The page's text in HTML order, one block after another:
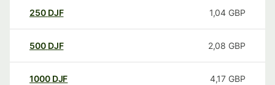
250 DJF 1,04 GBP
500 DJF 2,08 GBP
1000 DJF 4,17 GBP